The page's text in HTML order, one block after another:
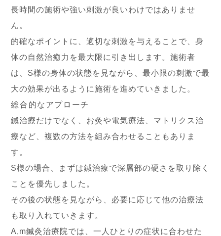
長時間の施術や強い刺激が良いわけではありませ
ん。
的確なポイントに、適切な刺激を与えることで、身
体の自然治癒力を最大限に引き出します。施術者
は、S様の身体の状態を見ながら、最小限の刺激で最
大の効果が出るように施術を進めていきました。
総合的なアプローチ
鍼治療だけでなく、お灸や電気療法、マトリクス治
療など、複数の方法を組み合わせることもありま
す。
S様の場合、まずは鍼治療で深層部の硬さを取り除く
ことを優先しました。
その後の状態を見ながら、必要に応じて他の治療法
も取り入れていきます。
A,m鍼灸治療院では、一人ひとりの症状に合わせた